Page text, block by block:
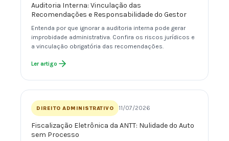
Auditoria Interna: Vinculação das
Recomendações e Responsabilidade do Gestor
Entenda por que ignorar a auditoria interna pode gerar
improbidade administrativa. Confira os riscos jurídicos e
a vinculação obrigatória das recomendações.
Ler artigo
DIREITO ADMINISTRATIVO 11/07/2026
Fiscalização Eletrônica da ANTT: Nulidade do Auto
sem Processo